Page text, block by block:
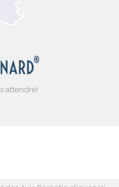
attendre!